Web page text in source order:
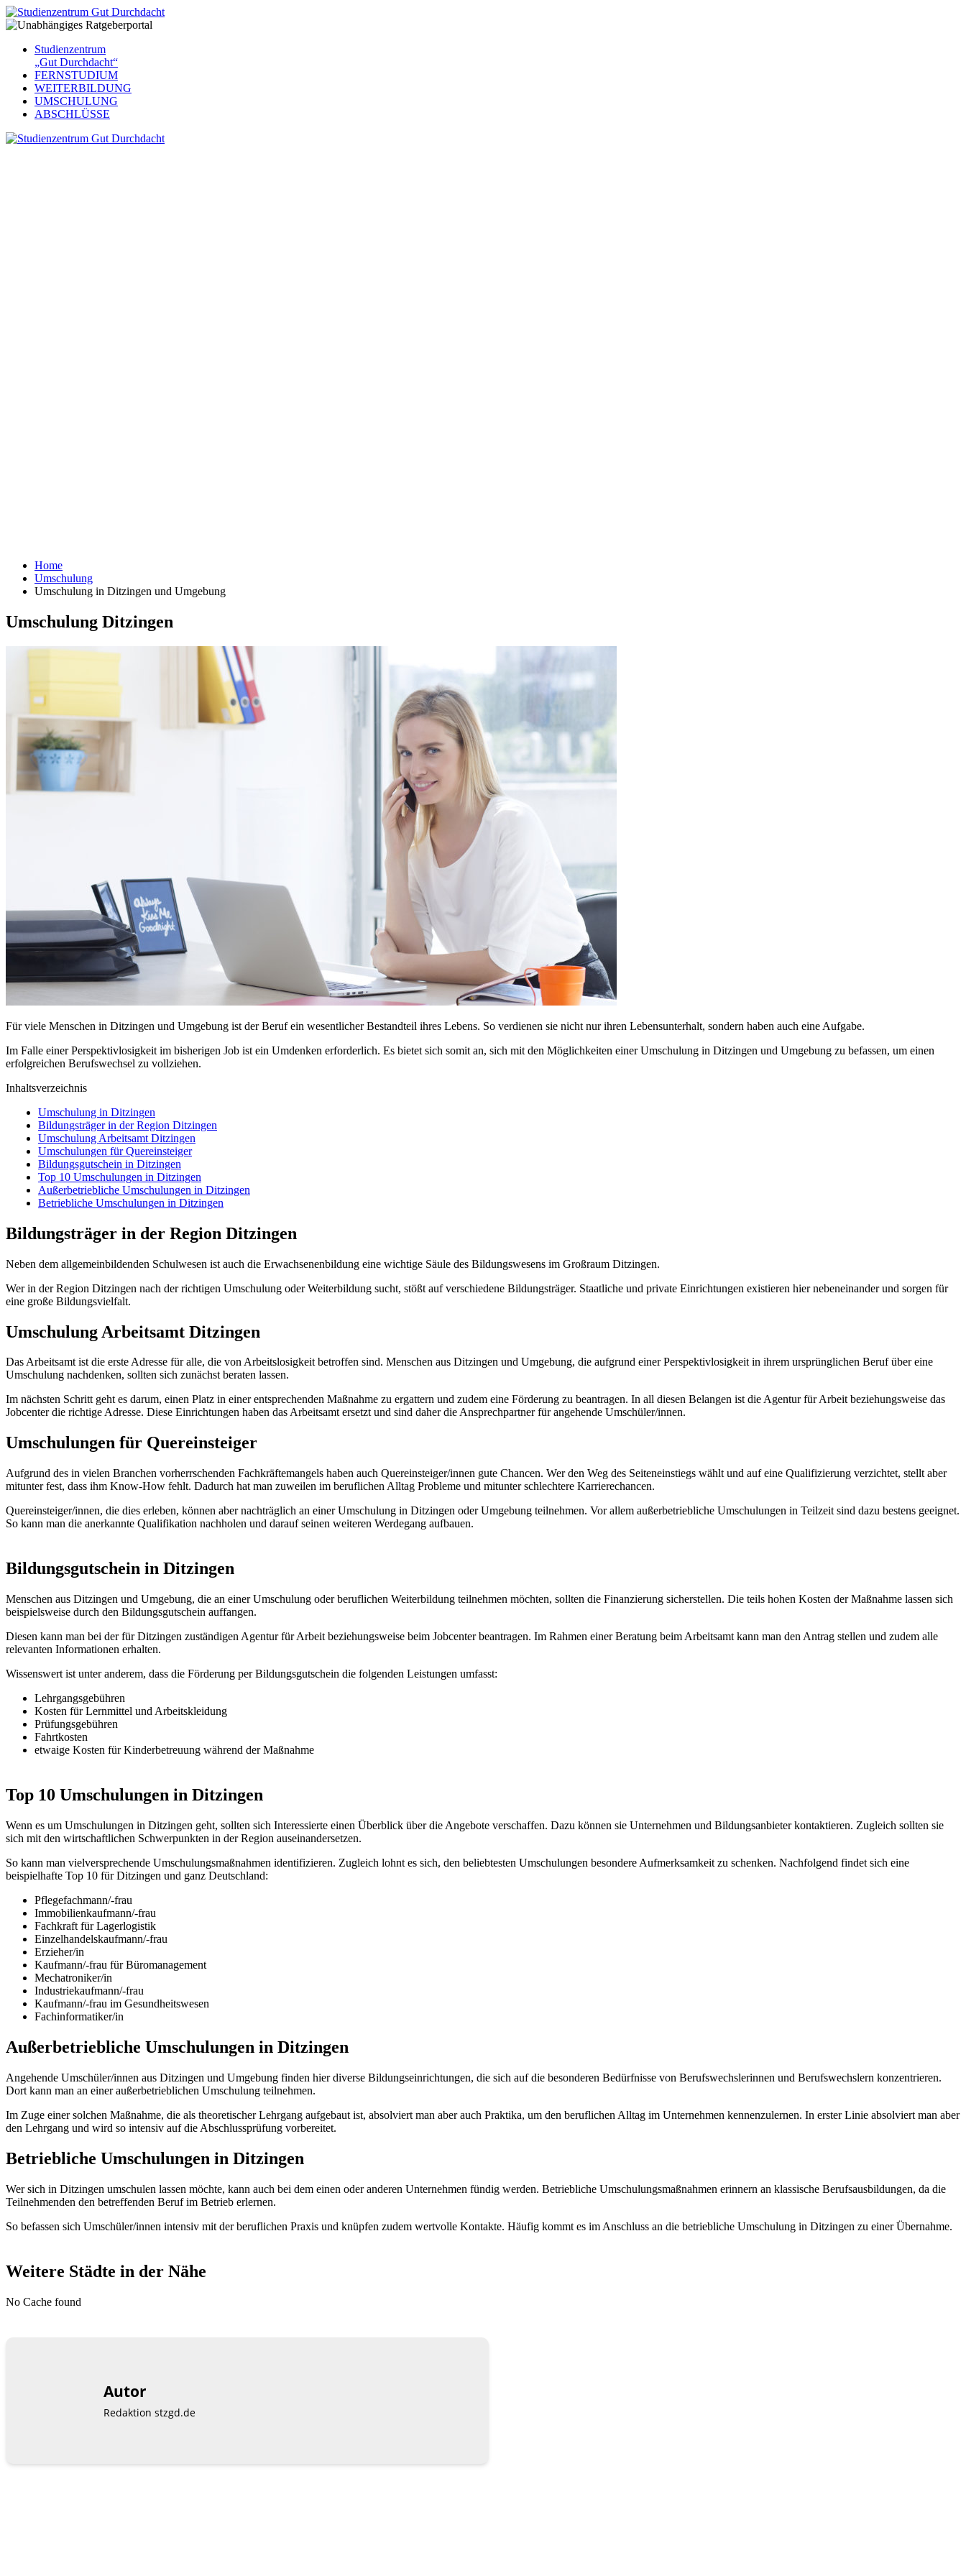
Studienzentrum
„Gut Durchdacht“
FERNSTUDIUM
WEITERBILDUNG
UMSCHULUNG
ABSCHLÜSSE
Home
Umschulung
Umschulung in Ditzingen und Umgebung
Umschulung Ditzingen
Für viele Menschen in Ditzingen und Umgebung ist der Beruf ein wesentlicher Bestandteil ihres Lebens. So verdienen sie nicht nur ihren Lebensunterhalt, sondern haben auch eine Aufgabe.
Im Falle einer Perspektivlosigkeit im bisherigen Job ist ein Umdenken erforderlich. Es bietet sich somit an, sich mit den Möglichkeiten einer Umschulung in Ditzingen und Umgebung zu befassen, um einen
erfolgreichen Berufswechsel zu vollziehen.
Inhaltsverzeichnis
Umschulung in Ditzingen
Bildungsträger in der Region Ditzingen
Umschulung Arbeitsamt Ditzingen
Umschulungen für Quereinsteiger
Bildungsgutschein in Ditzingen
Top 10 Umschulungen in Ditzingen
Außerbetriebliche Umschulungen in Ditzingen
Betriebliche Umschulungen in Ditzingen
Bildungsträger in der Region Ditzingen
Neben dem allgemeinbildenden Schulwesen ist auch die Erwachsenenbildung eine wichtige Säule des Bildungswesens im Großraum Ditzingen.
Wer in der Region Ditzingen nach der richtigen Umschulung oder Weiterbildung sucht, stößt auf verschiedene Bildungsträger. Staatliche und private Einrichtungen existieren hier nebeneinander und sorgen für
eine große Bildungsvielfalt.
Umschulung Arbeitsamt Ditzingen
Das Arbeitsamt ist die erste Adresse für alle, die von Arbeitslosigkeit betroffen sind. Menschen aus Ditzingen und Umgebung, die aufgrund einer Perspektivlosigkeit in ihrem ursprünglichen Beruf über eine
Umschulung nachdenken, sollten sich zunächst beraten lassen.
Im nächsten Schritt geht es darum, einen Platz in einer entsprechenden Maßnahme zu ergattern und zudem eine Förderung zu beantragen. In all diesen Belangen ist die Agentur für Arbeit beziehungsweise das
Jobcenter die richtige Adresse. Diese Einrichtungen haben das Arbeitsamt ersetzt und sind daher die Ansprechpartner für angehende Umschüler/innen.
Umschulungen für Quereinsteiger
Aufgrund des in vielen Branchen vorherrschenden Fachkräftemangels haben auch Quereinsteiger/innen gute Chancen. Wer den Weg des Seiteneinstiegs wählt und auf eine Qualifizierung verzichtet, stellt aber
mitunter fest, dass ihm Know-How fehlt. Dadurch hat man zuweilen im beruflichen Alltag Probleme und mitunter schlechtere Karrierechancen.
Quereinsteiger/innen, die dies erleben, können aber nachträglich an einer Umschulung in Ditzingen oder Umgebung teilnehmen. Vor allem außerbetriebliche Umschulungen in Teilzeit sind dazu bestens geeignet.
So kann man die anerkannte Qualifikation nachholen und darauf seinen weiteren Werdegang aufbauen.
Bildungsgutschein in Ditzingen
Menschen aus Ditzingen und Umgebung, die an einer Umschulung oder beruflichen Weiterbildung teilnehmen möchten, sollten die Finanzierung sicherstellen. Die teils hohen Kosten der Maßnahme lassen sich
beispielsweise durch den Bildungsgutschein auffangen.
Diesen kann man bei der für Ditzingen zuständigen Agentur für Arbeit beziehungsweise beim Jobcenter beantragen. Im Rahmen einer Beratung beim Arbeitsamt kann man den Antrag stellen und zudem alle
relevanten Informationen erhalten.
Wissenswert ist unter anderem, dass die Förderung per Bildungsgutschein die folgenden Leistungen umfasst:
Lehrgangsgebühren
Kosten für Lernmittel und Arbeitskleidung
Prüfungsgebühren
Fahrtkosten
etwaige Kosten für Kinderbetreuung während der Maßnahme
Top 10 Umschulungen in Ditzingen
Wenn es um Umschulungen in Ditzingen geht, sollten sich Interessierte einen Überblick über die Angebote verschaffen. Dazu können sie Unternehmen und Bildungsanbieter kontaktieren. Zugleich sollten sie
sich mit den wirtschaftlichen Schwerpunkten in der Region auseinandersetzen.
So kann man vielversprechende Umschulungsmaßnahmen identifizieren. Zugleich lohnt es sich, den beliebtesten Umschulungen besondere Aufmerksamkeit zu schenken. Nachfolgend findet sich eine
beispielhafte Top 10 für Ditzingen und ganz Deutschland:
Pflegefachmann/-frau
Immobilienkaufmann/-frau
Fachkraft für Lagerlogistik
Einzelhandelskaufmann/-frau
Erzieher/in
Kaufmann/-frau für Büromanagement
Mechatroniker/in
Industriekaufmann/-frau
Kaufmann/-frau im Gesundheitswesen
Fachinformatiker/in
Außerbetriebliche Umschulungen in Ditzingen
Angehende Umschüler/innen aus Ditzingen und Umgebung finden hier diverse Bildungseinrichtungen, die sich auf die besonderen Bedürfnisse von Berufswechslerinnen und Berufswechslern konzentrieren.
Dort kann man an einer außerbetrieblichen Umschulung teilnehmen.
Im Zuge einer solchen Maßnahme, die als theoretischer Lehrgang aufgebaut ist, absolviert man aber auch Praktika, um den beruflichen Alltag im Unternehmen kennenzulernen. In erster Linie absolviert man aber
den Lehrgang und wird so intensiv auf die Abschlussprüfung vorbereitet.
Betriebliche Umschulungen in Ditzingen
Wer sich in Ditzingen umschulen lassen möchte, kann auch bei dem einen oder anderen Unternehmen fündig werden. Betriebliche Umschulungsmaßnahmen erinnern an klassische Berufsausbildungen, da die
Teilnehmenden den betreffenden Beruf im Betrieb erlernen.
So befassen sich Umschüler/innen intensiv mit der beruflichen Praxis und knüpfen zudem wertvolle Kontakte. Häufig kommt es im Anschluss an die betriebliche Umschulung in Ditzingen zu einer Übernahme.
Weitere Städte in der Nähe
No Cache found
Autor
Redaktion stzgd.de